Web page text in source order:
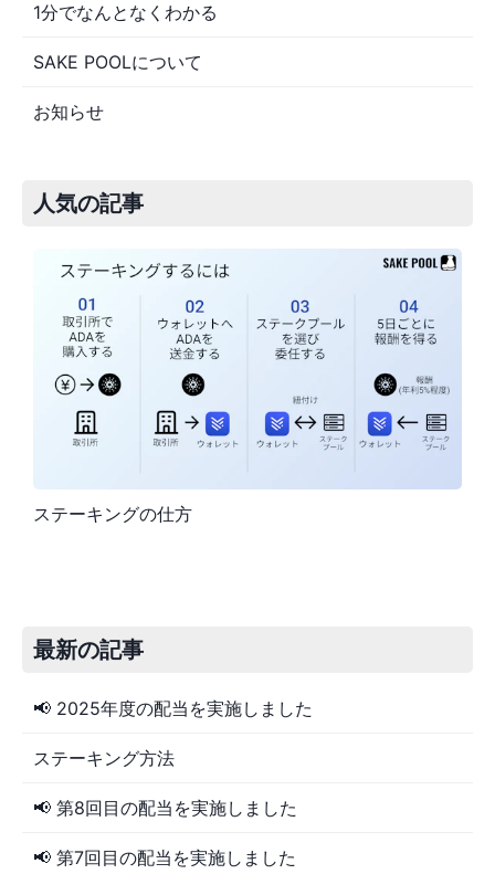
1分でなんとなくわかる
SAKE POOLについて
お知らせ
人気の記事
ステーキングの仕方
最新の記事
📢 2025年度の配当を実施しました
ステーキング方法
📢 第8回目の配当を実施しました
📢 第7回目の配当を実施しました